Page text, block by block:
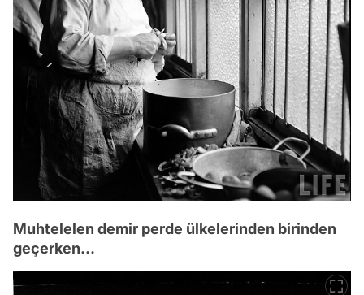
Muhtelelen demir perde ülkelerinden birinden
geçerken...